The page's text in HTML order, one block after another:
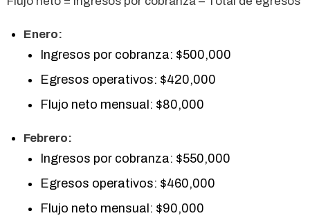
Enero:
Ingresos por cobranza: $500,000
Egresos operativos: $420,000
Flujo neto mensual: $80,000
Febrero:
Ingresos por cobranza: $550,000
Egresos operativos: $460,000
Flujo neto mensual: $90,000